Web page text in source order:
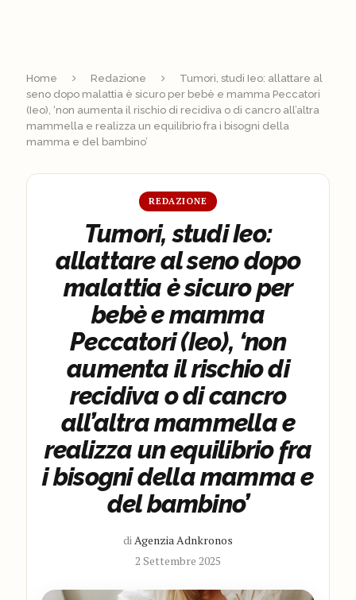
Home Redazione
Tumori, studi Ieo: allattare al
seno dopo malattia è sicuro per bebè e mamma Peccatori
(Ieo), ‘non aumenta il rischio di recidiva o di cancro all’altra
mammella e realizza un equilibrio fra i bisogni della
mamma e del bambino’
REDAZIONE
Tumori, studi Ieo:
allattare al seno dopo
malattia è sicuro per
bebè e mamma
Peccatori (Ieo), ‘non
aumenta il rischio di
recidiva o di cancro
all’altra mammella e
realizza un equilibrio fra
i bisogni della mamma e
del bambino’
di Agenzia Adnkronos
2 Settembre 2025